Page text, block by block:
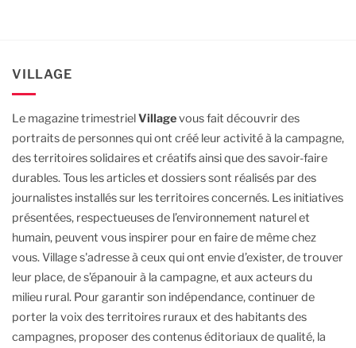
VILLAGE
Le magazine trimestrielVillagevous fait découvrir des
portraits de personnes qui ont créé leur activité à la campagne,
des territoires solidaires et créatifs ainsi que des savoir-faire
durables.Tous les articles et dossiers sont réalisés par des
journalistes installés sur les territoires concernés. Les initiatives
présentées, respectueuses de l’environnement naturel et
humain, peuvent vous inspirer pour en faire de même chez
vous.Village s'adresse à ceux qui ont envie d’exister, de trouver
leur place, de s’épanouir à la campagne, et aux acteurs du
milieu rural. Pour garantir son indépendance, continuer de
porter la voix des territoires ruraux et des habitants des
campagnes, proposer des contenus éditoriaux de qualité, la